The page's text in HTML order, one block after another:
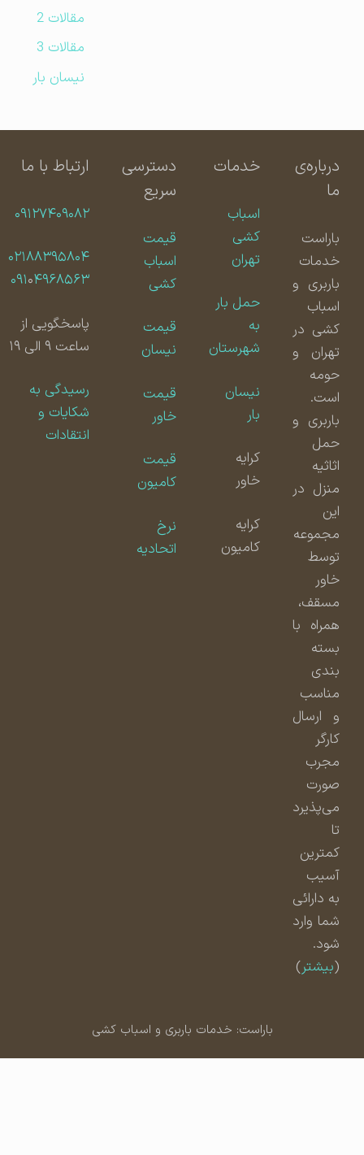
مقالات 2
مقالات 3
نیسان بار
درباره‌ی
باراست
خدمات
باربری و
اسباب
کشی در
تهران و
حومه
است.
باربری و
حمل
اثاثیه
منزل در
مجموعه
توسط
مسقف،
همراه با
بسته
بندی
مناسب
و ارسال
مجرب
صورت
می‌پذیرد
کمترین
آسیب
به دارائی
شما وارد
شود.
بیشتر)
خدمات
اسباب
کشی
تهران
حمل بار
شهرستان
نیسان
کامیون
دسترسی
سریع
قیمت
اسباب
کشی
قیمت
نیسان
قیمت
قیمت
کامیون
اتحادیه
ارتباط با ما
۰۹۱۲۷۴۰۹۰۸۲
۰۲۱۸۸۳۹۵۸۰۴
۰۹۱۰۴۹۶۸۵۶۳
پاسخگویی از
ساعت ۹ الی ۱۹
رسیدگی به
شکایات و
انتقادات
باراست: خدمات باربری و اسباب کشی